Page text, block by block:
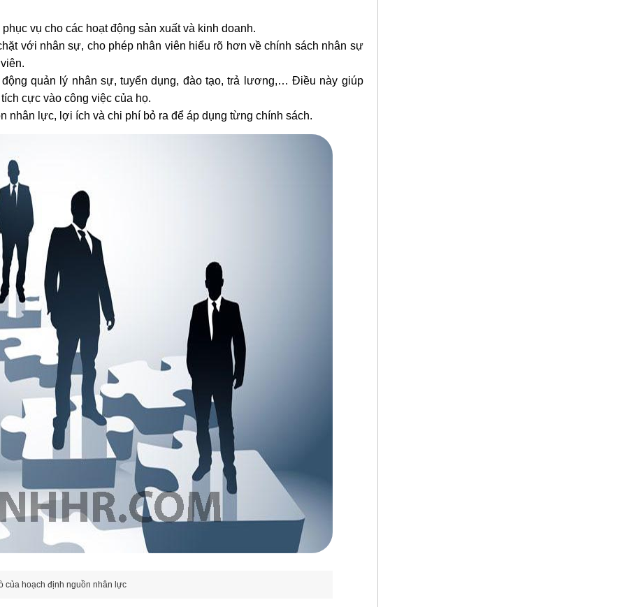
vụ cho các hoạt động sản xuất và kinh doanh.
với nhân sự, cho phép nhân viên hiểu rõ hơn về chính sách nhân sự
quản lý nhân sự, tuyển dụng, đào tạo, trả lương,… Điều này giúp
cực vào công việc của họ.
nhân lực, lợi ích và chi phí bỏ ra để áp dụng từng chính sách.
của hoạch định nguồn nhân lực